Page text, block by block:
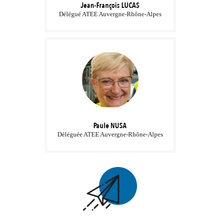
Jean-François LUCAS
Délégué ATEE Auvergne-Rhône-Alpes
Paule NUSA
Déléguée ATEE Auvergne-Rhône-Alpes